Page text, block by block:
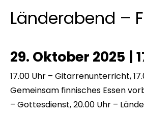
Länderabend –
29. Oktober 2025 |
17.00 Uhr – Gitarrenunterricht,
Gemeinsam finnisches Essen
– Gottesdienst, 20.00 Uhr –